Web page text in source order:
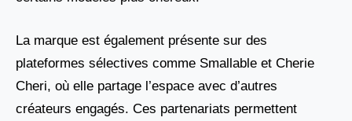
La marque est également présente sur des
plateformes sélectives comme Smallable et Cherie
Cheri, où elle partage l’espace avec d’autres
créateurs engagés. Ces partenariats permettent